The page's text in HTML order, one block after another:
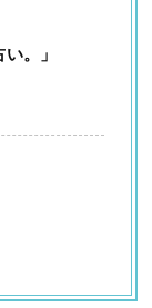
。」